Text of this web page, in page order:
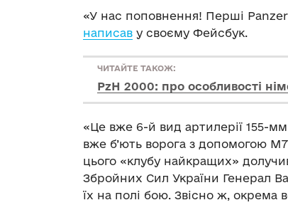
«У нас поповнення! Перші
написав у своєму Фейсбук.
ЧИТАЙТЕ ТАКОЖ:
PzH 2000: про особливості
«Це вже 6-й вид артилерії 155-
вже б’ють ворога з допомогою
цього «клубу найкращих»
Збройних Сил України Генерал
їх на полі бою. Звісно ж, окрема